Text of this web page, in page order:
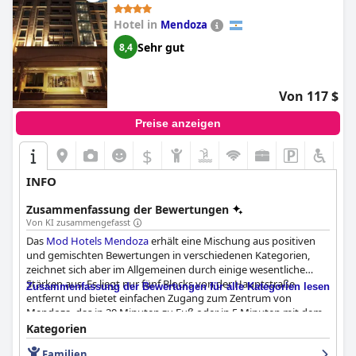
Hotel in Mendoza
8,4 Sehr gut
Von 117 $
Preise anzeigen
$
INFO
Zusammenfassung der Bewertungen
Von KI zusammengefasst
Das Mod Hotels Mendozaerhält eine Mischung aus positiven
und gemischten Bewertungen in verschiedenen Kategorien,
zeichnet sich aber im Allgemeinen durch einige wesentliche
Stärken aus. Es liegt nur fünf Blocks von der Hauptstraße
entfernt und bietet einfachen Zugang zum Zentrum von
Mendoza, das in 20 Minuten zu Fuß oder in 5 Minuten mit dem
Auto erreichbar ist. Die Nähe des Hotels zu wichtigen
Sehenswürdigkeiten, Plätzen und Fußgängerzonen wird von
Zusammenfassung der Bewertungen für alle Kategorien lesen
Kategorien